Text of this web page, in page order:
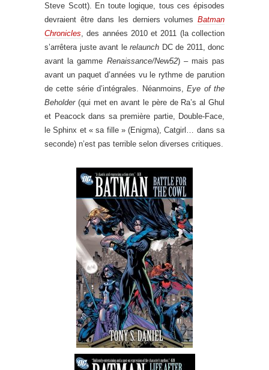
Steve Scott). En toute logique, tous ces épisodes
devraient être dans les derniers volumes Batman
Chronicles , des années 2010 et 2011 (la collection
s’arrêtera juste avant le relaunch DC de 2011, donc
avant la gamme Renaissance/New52) – mais pas
avant un paquet d’années vu le rythme de parution
de cette série d’intégrales. Néanmoins,Eye of the
Beholder(qui met en avant le père de Ra’s al Ghul
et Peacock dans sa première partie, Double-Face,
le Sphinx et « sa fille » (Enigma), Catgirl… dans sa
seconde) n’est pas terrible selon diverses critiques.